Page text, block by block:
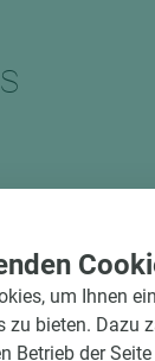
um Ihnen
zu bieten. Dazu
Betrieb der